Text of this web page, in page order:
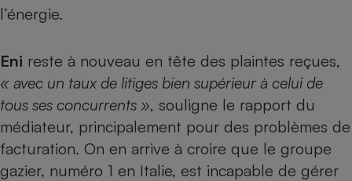
l’énergie.
Eni reste à nouveau en tête des plaintes reçues,
« avec un taux de litiges bien supérieur à celui de
tous ses concurrents », souligne le rapport du
médiateur, principalement pour des problèmes de
facturation. On en arrive à croire que le groupe
gazier, numéro 1 en Italie, est incapable de gérer
Complément
alimentaire
Assurance emprunteur
Petit électroménager -
Mutuelle